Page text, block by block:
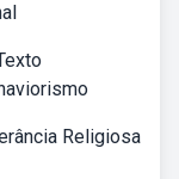
Religiosa